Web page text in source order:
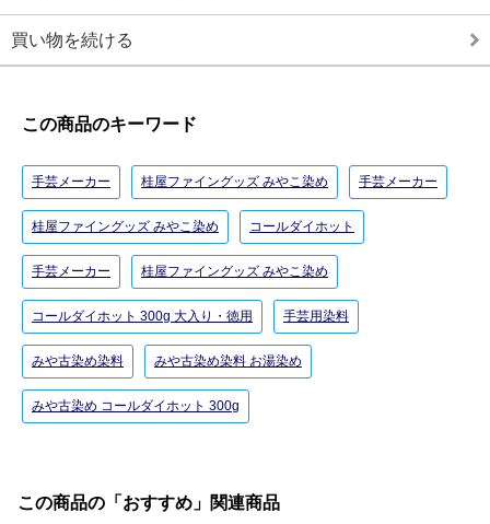
買い物を続ける
この商品のキーワード
手芸メーカー 桂屋ファイングッズ みやこ染め 手芸メーカー
桂屋ファイングッズ みやこ染め コールダイホット
手芸メーカー 桂屋ファイングッズ みやこ染め
コールダイホット 300g 大入り・徳用 手芸用染料
みや古染め染料 みや古染め染料 お湯染め
みや古染め コールダイホット 300g
この商品の「おすすめ」関連商品